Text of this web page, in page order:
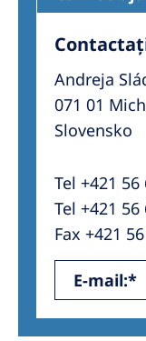
Andreja
071 01
Slovensko
Tel +421 56
Tel +421 56
Fax +421
E-mail:*